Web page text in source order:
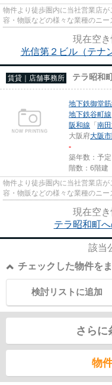
物件より徒歩圏内に当社営業店
容・物販などの様々な業種のニー
尚、弊社ではおとり広告は一切...
現在空き
光信第２ビル（テナ
賃貸｜店舗事務所 テラ昭和
地下鉄御堂
地下鉄谷町線
阪和線 「南
大阪府大阪
-
築年数：予定
階数：6階建
物件より徒歩圏内に当社営業店
容・物販などの様々な業種のニー
尚、弊社ではおとり広告は一切...
現在空き
テラ昭和町
該当
チェックした物件を
検討リストに追加
さらに
物